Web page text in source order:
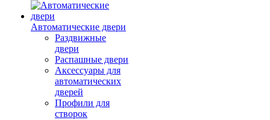
Автоматические двери
Раздвижные
двери
Распашные двери
Аксессуары для
автоматических
дверей
Профили для
створок